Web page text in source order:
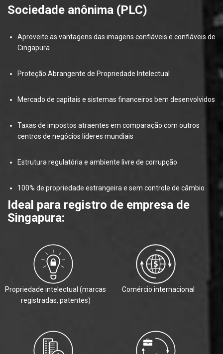
Sociedade anônima (PLC)
Aproveite as vantagens das imagens confiáveis e confiáveis de
Cingapura
Proteção Abrangente de Propriedade Intelectual
Mercado de capitais e sistemas financeiros bem desenvolvidos
Taxas de impostos atraentes em comparação com outros
centros de negócios líderes mundiais
Estrutura regulatória e ambiente livre de corrupção
100% de propriedade estrangeira e sem controle de câmbio
Ideal para registro de empresa de
Singapura:
Propriedade intelectual (marcas
registradas, patentes)
Comércio internacional